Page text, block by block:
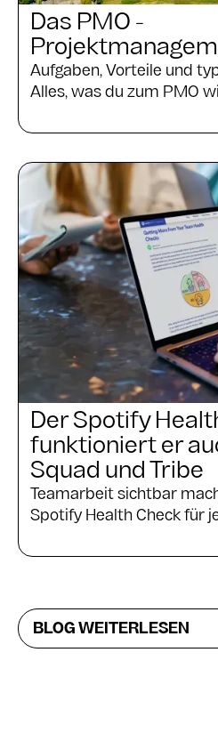
Das PMO -
Aufgaben, Vorteile und
Alles, was du zum PMO
Der Spotify
funktioniert er
Squad und Tribe
Teamarbeit sichtbar
Spotify Health Check für
BLOG WEITERLESEN